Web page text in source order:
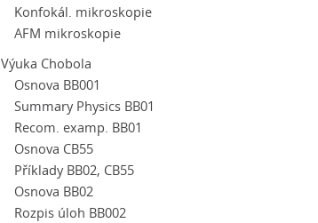
Konfokál. mikroskopie
AFM mikroskopie
Výuka Chobola
Osnova BB001
Summary Physics BB01
Recom. examp. BB01
Osnova CB55
Příklady BB02, CB55
Osnova BB02
Rozpis úloh BB002